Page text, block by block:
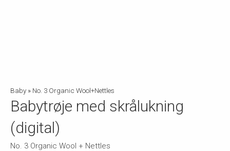
Baby » No. 3 Organic Wool+Nettles
Babytrøje med skrålukning
(digital)
No. 3 Organic Wool + Nettles